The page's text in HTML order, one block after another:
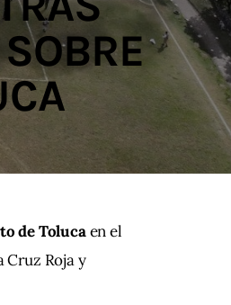
de Toluca en el
Cruz Roja y